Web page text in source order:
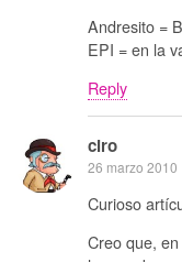
Andresito =
EPI = en la
Reply
ciro
26 marzo 2010
Curioso
Creo que,